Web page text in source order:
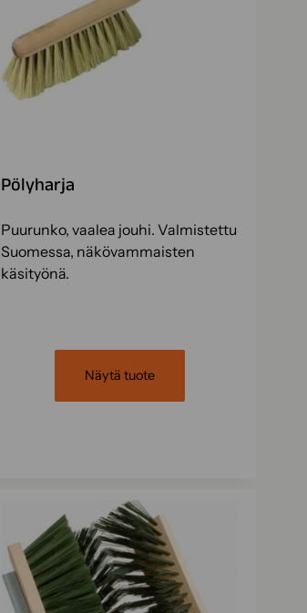
Pölyharja
Puurunko, vaalea jouhi. Valmistettu
Suomessa, näkövammaisten
käsityönä.
Näytä tuote